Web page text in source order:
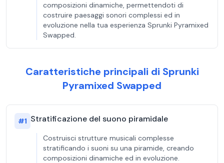
composizioni dinamiche, permettendoti di
costruire paesaggi sonori complessi ed in
evoluzione nella tua esperienza Sprunki Pyramixed
Swapped.
Caratteristiche principali di Sprunki
Pyramixed Swapped
#1 Stratificazione del suono piramidale
Costruisci strutture musicali complesse
stratificando i suoni su una piramide, creando
composizioni dinamiche ed in evoluzione.